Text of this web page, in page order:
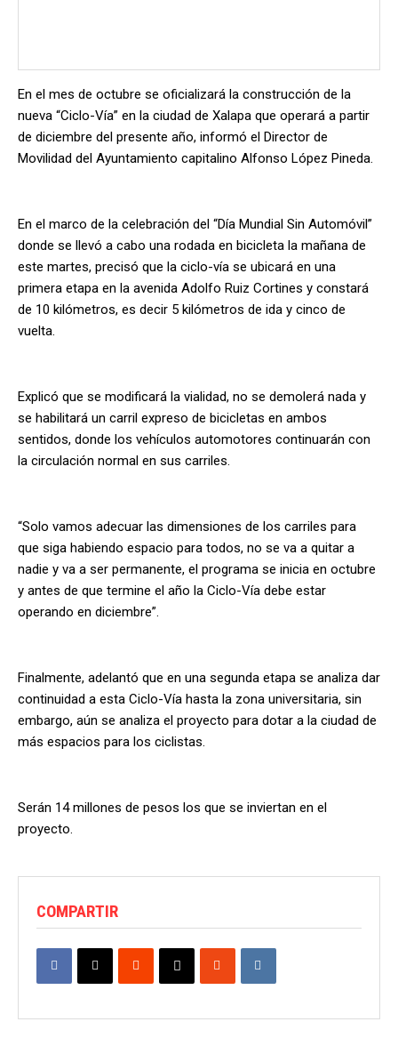
En el mes de octubre se oficializará la construcción de la
nueva “Ciclo-Vía” en la ciudad de Xalapa que operará a partir
de diciembre del presente año, informó el Director de
Movilidad del Ayuntamiento capitalino Alfonso López Pineda.
En el marco de la celebración del “Día Mundial Sin Automóvil”
donde se llevó a cabo una rodada en bicicleta la mañana de
este martes, precisó que la ciclo-vía se ubicará en una
primera etapa en la avenida Adolfo Ruiz Cortines y constará
de 10 kilómetros, es decir 5 kilómetros de ida y cinco de
vuelta.
Explicó que se modificará la vialidad, no se demolerá nada y
se habilitará un carril expreso de bicicletas en ambos
sentidos, donde los vehículos automotores continuarán con
la circulación normal en sus carriles.
“Solo vamos adecuar las dimensiones de los carriles para
que siga habiendo espacio para todos, no se va a quitar a
nadie y va a ser permanente, el programa se inicia en octubre
y antes de que termine el año la Ciclo-Vía debe estar
operando en diciembre”.
Finalmente, adelantó que en una segunda etapa se analiza dar
continuidad a esta Ciclo-Vía hasta la zona universitaria, sin
embargo, aún se analiza el proyecto para dotar a la ciudad de
más espacios para los ciclistas.
Serán 14 millones de pesos los que se inviertan en el
proyecto.
COMPARTIR